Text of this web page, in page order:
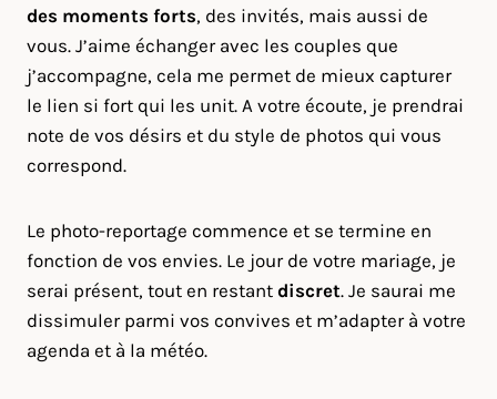
des moments forts, des invités, mais aussi de
vous. J’aime échanger avec les couples que
j’accompagne, cela me permet de mieux capturer
le lien si fort qui les unit. A votre écoute, je prendrai
note de vos désirs et du style de photos qui vous
correspond.
Le photo-reportage commence et se termine en
fonction de vos envies. Le jour de votre mariage, je
serai présent, tout en restant discret. Je saurai me
dissimuler parmi vos convives et m’adapter à votre
agenda et à la météo.